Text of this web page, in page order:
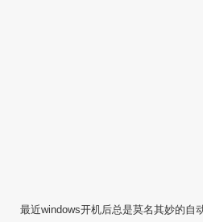
最近windows开机后总是莫名其妙的自